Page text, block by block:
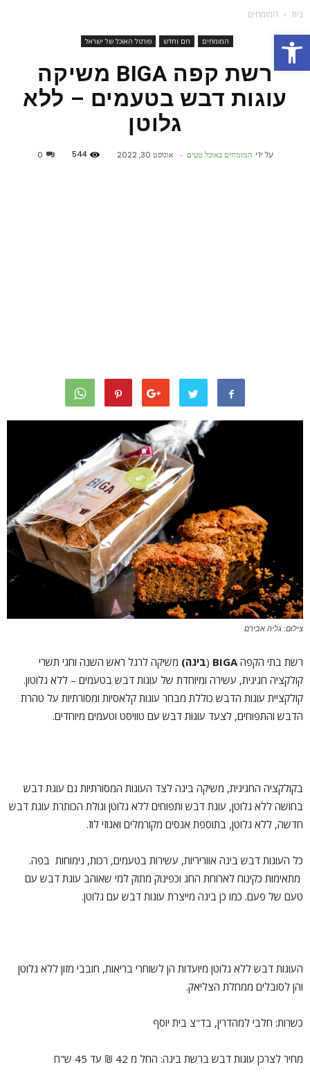
פתח סרגל נגישות
בית המומחים
המומחים חם וחדש פורטל האוכל של ישראל
רשת קפה BIGA משיקה
עוגות דבש בטעמים – ללא
גלוטן
על ידי המומחים באוכל טעים - אוגוסט 30, 2022 544
0
צילום: גליה אבירם
רשת בתי הקפה BIGA
(ביגה) משיקה לרגל ראש השנה וחגי תשרי
קולקציה חגיגית, עשירה ומיוחדת של עוגות דבש בטעמים – ללא גלוטון.
קולקציית עוגות הדבש כוללת מבחר עוגות קלאסיות ומסורתיות על טהרת
הדבש והתפוחים, לצעד עוגות דבש עם טוויסט וטעמים מיוחדים.
בקולקציה החגיגית, משיקה ביגה לצד העוגות המסורתיות גם עוגת דבש
בחושה ללא גלוטן, עוגת דבש ותפוחים ללא גלוטן וגולת הכותרת עוגת דבש
חדשה, ללא גלוטן, בתוספת אגסים מקורמלים ואגוזי לוז.
כל העוגות דבש ביגה אווריריות, עשירות בטעמים, רכות, נימוחות בפה.
מתאימות כקינוח לארוחת החג וכפינוק מתוק למי שאוהב עוגת דבש עם
טעם של פעם. כמו כן ביגה מייצרת עוגות דבש עם גלוטן.
העוגות דבש ללא גלוטן מיועדות הן לשוחרי בריאות, חובבי מזון ללא גלוטן
והן לסובלים ממחלת הצליאק.
כשרות: חלבי למהדרין, בד"צ בית יוסף
מחיר לצרכן עוגות דבש ברשת ביגה: החל מ 42 ₪ עד 45 ש"ח